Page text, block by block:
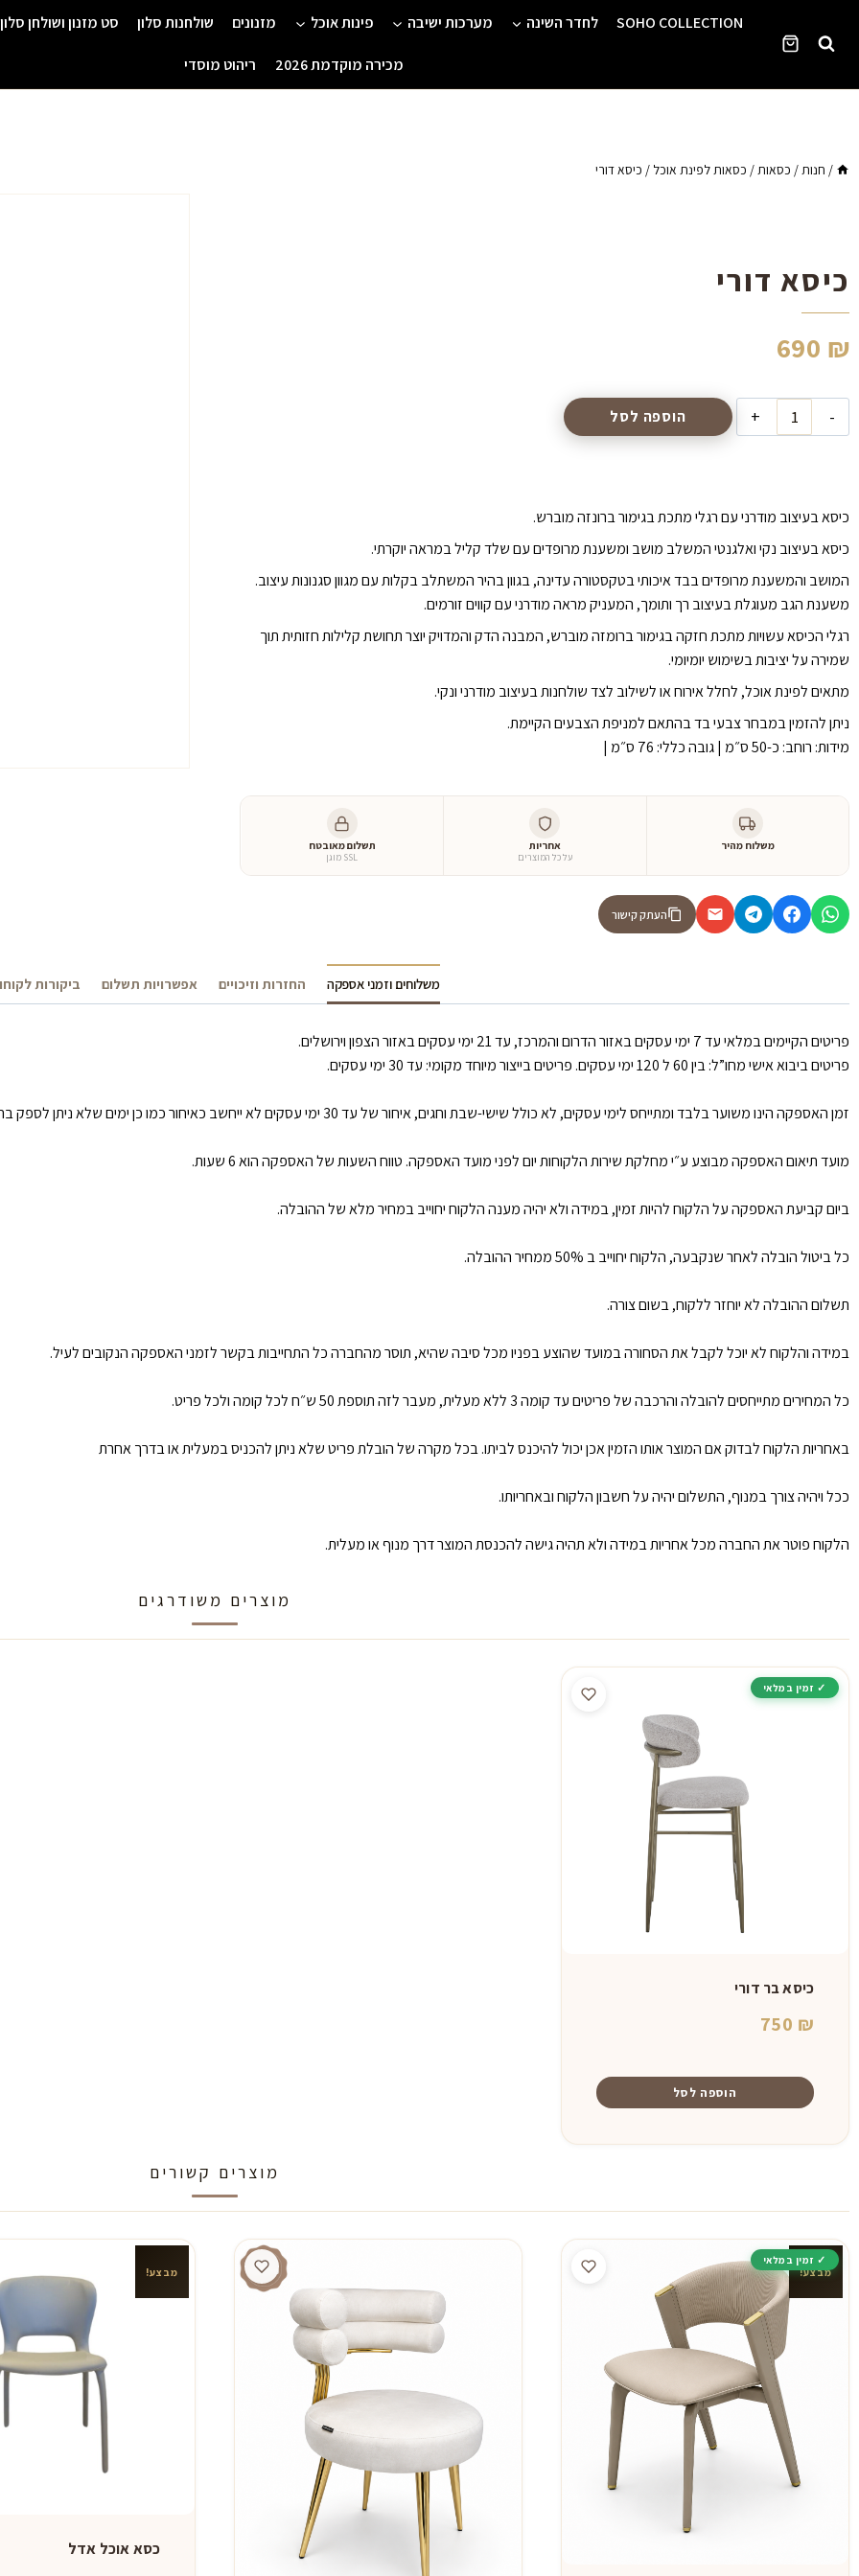
SOHO COLLECTION לחדר השינה מערכות ישיבה פינות אוכל מזנונים שולחנות סלון סט מזנון ושולחן סלון
מכירה מוקדמת 2026 ריהוט מוסדי
/ חנות/ כסאות/ כסאות לפינת אוכל / כיסא דורי
כיסא דורי
690 ₪
כיסא בעיצוב מודרני עם רגלי מתכת בגימור ברונזה מוברש.
כיסא בעיצוב נקי ואלגנטי המשלב מושב ומשענת מרופדים עם שלד קליל במראה יוקרתי.
המושב והמשענת מרופדים בבד איכותי בטקסטורה עדינה, בגוון בהיר המשתלב בקלות עם מגוון סגנונות עיצוב.
משענת הגב מעוגלת בעיצוב רך ותומך, המעניק מראה מודרני עם קווים זורמים.
רגלי הכיסא עשויות מתכת חזקה בגימור ברומזה מוברש, המבנה הדק והמדויק יוצר תחושת קלילות חזותית תוך
שמירה על יציבות בשימוש יומיומי.
מתאים לפינת אוכל, לחלל אירוח או לשילוב לצד שולחנות בעיצוב מודרני ונקי.
ניתן להזמין במבחר צבעי בד בהתאם למניפת הצבעים הקיימת.
מידות: רוחב: כ-50 ס״מ | גובה כללי: 76 ס״מ |
הוספה לסל
משלוח מהיר אחריות
על כל המוצרים
תשלום מאובטח
SSL מוגן
העתק קישור
משלוחים וזמני אספקה החזרות וזיכויים אפשרויות תשלום ביקורות
פריטים הקיימים במלאי עד 7 ימי עסקים באזור הדרום והמרכז, עד 21 ימי עסקים באזור הצפון וירושלים.
פריטים ביבוא אישי מחו”ל: בין 60 ל 120 ימי עסקים. פריטים בייצור מיוחד מקומי: עד 30 ימי עסקים.
זמן האספקה הינו משוער בלבד ומתייחס לימי עסקים, לא כולל שישי-שבת וחגים, איחור של עד 30 ימי עסקים לא ייחשב כאיחור כמו כן ימים שלא ניתן לספק בהם הנגרמים ע״י כוח עליון/ הוראות חוק וכו (כגון: סגר/ מזג אוויר קיצוני/ שביתה).
מועד תיאום האספקה מבוצע ע״י מחלקת שירות הלקוחות יום לפני מועד האספקה. טווח השעות של האספקה הוא 6 שעות.
ביום קביעת האספקה על הלקוח להיות זמין, במידה ולא יהיה מענה הלקוח יחוייב במחיר מלא של ההובלה.
כל ביטול הובלה לאחר שנקבעה, הלקוח יחוייב ב 50% ממחיר ההובלה.
תשלום ההובלה לא יוחזר ללקוח, בשום צורה.
במידה והלקוח לא יוכל לקבל את הסחורה במועד שהוצע בפניו מכל סיבה שהיא, תוסר מהחברה כל התחייבות בקשר לזמני האספקה הנקובים לעיל.
כל המחירים מתייחסים להובלה והרכבה של פריטים עד קומה 3 ללא מעלית, מעבר לזה תוספת 50 ש״ח לכל קומה ולכל פריט.
באחריות הלקוח לבדוק אם המוצר אותו הזמין אכן יכול להיכנס לביתו. בכל מקרה של הובלת פריט שלא ניתן להכניס במעלית או בדרך אחרת
ככל ויהיה צורך במנוף, התשלום יהיה על חשבון הלקוח ובאחריותו.
הלקוח פוטר את החברה מכל אחריות במידה ולא תהיה גישה להכנסת המוצר דרך מנוף או מעלית.
מוצרים משודרגים
כיסא בר דורי
750 ₪
הוספה לסל
מוצרים קשורים
מבצע! מבצע!
כסא אוכל אדל